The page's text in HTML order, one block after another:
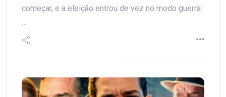
começar, e a eleição entrou de vez no modo guerra:
…